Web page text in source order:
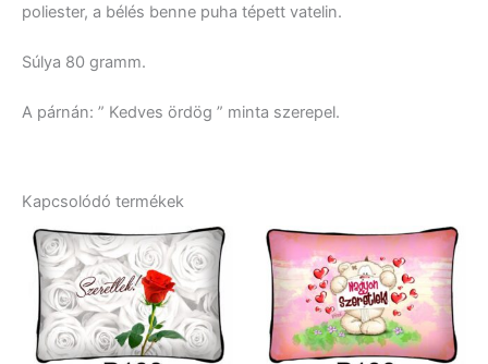
poliester, a bélés benne puha tépett vatelin.
Súlya 80 gramm.
A párnán: ” Kedves ördög ” minta szerepel.
Kapcsolódó termékek